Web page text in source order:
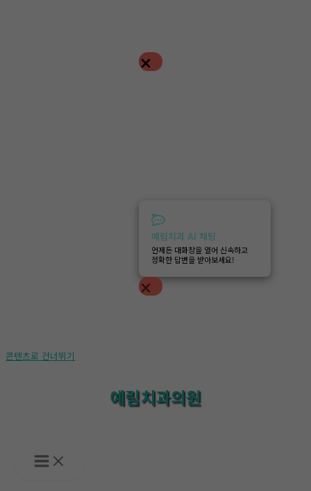
예림치과 AI 채팅
언제든 대화창을 열어 신속하고
정확한 답변을 받아보세요!
콘텐츠로 건너뛰기
예림치과의원